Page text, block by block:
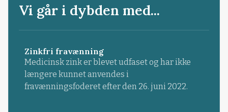
Vi går i dybden med...
Zinkfri fravænning
Medicinsk zink er blevet udfaset og har ikke
længere kunnet anvendes i
fravænningsfoderet efter den 26. juni 2022.